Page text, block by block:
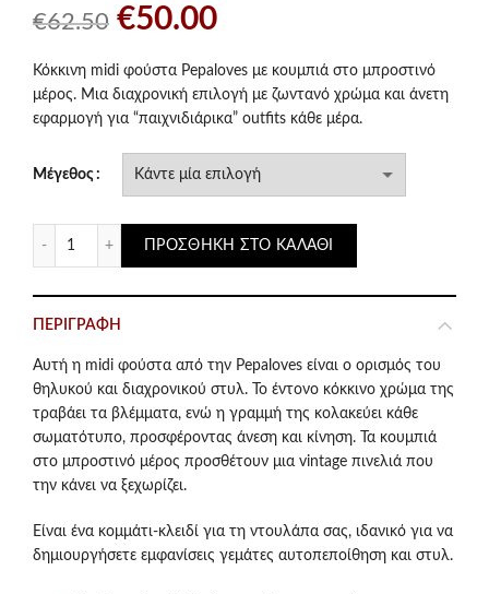
€62.50 Original
price
was:
€62.50.
€50.00Η
τρέχουσα
τιμή
είναι:
Κόκκινη midi φούστα Pepaloves με κουμπιά στο μπροστινό
μέρος. Μια διαχρονική επιλογή με ζωντανό χρώμα και άνετη
εφαρμογή για “παιχνιδιάρικα” outfits κάθε μέρα.
Μέγεθος
Pepaloves Κόκκινη Midi Φούστα με Κουμπιά & Vintage
ΠΡΟΣΘΉΚΗ ΣΤΟ ΚΑΛΆΘΙ
ΠΕΡΙΓΡΑΦΉ
Αυτή η midi φούστα από την Pepaloves είναι ο ορισμός του
θηλυκού και διαχρονικού στυλ. Το έντονο κόκκινο χρώμα της
τραβάει τα βλέμματα, ενώ η γραμμή της κολακεύει κάθε
σωματότυπο, προσφέροντας άνεση και κίνηση. Τα κουμπιά
στο μπροστινό μέρος προσθέτουν μια vintage πινελιά που
την κάνει να ξεχωρίζει.
Είναι ένα κομμάτι-κλειδί για τη ντουλάπα σας, ιδανικό για να
δημιουργήσετε εμφανίσεις γεμάτες αυτοπεποίθηση και στυλ.